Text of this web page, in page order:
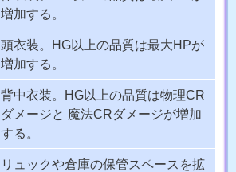
増加する。
頭衣装。HG以上の品質は最大HPが
増加する。
背中衣装。HG以上の品質は物理CR
ダメージと 魔法CRダメージが増加
する。
リュックや倉庫の保管スペースを拡